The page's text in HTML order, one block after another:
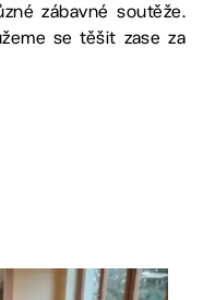
zábavné soutěže.
se těšit zase za